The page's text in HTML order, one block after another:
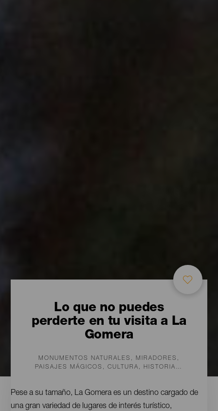
Lo que no puedes
perderte en tu visita a La
Gomera
MONUMENTOS NATURALES, MIRADORES,
PAISAJES MÁGICOS, CULTURA, HISTORIA…
Contenido
Pese a su tamaño, La Gomera es un destino cargado de
una gran variedad de lugares de interés turístico,